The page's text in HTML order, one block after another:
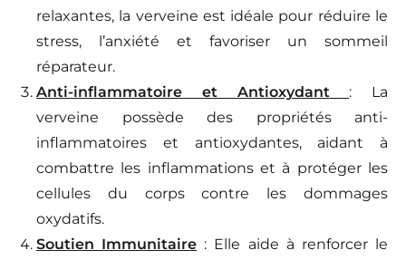
relaxantes, la verveine est idéale pour réduire le
stress, l’anxiété et favoriser un sommeil
réparateur.
Anti-inflammatoire et Antioxydant
: La
verveine possède des propriétés anti-
inflammatoires et antioxydantes, aidant à
combattre les inflammations et à protéger les
cellules du corps contre les dommages
oxydatifs.
Soutien Immunitaire : Elle aide à renforcer le